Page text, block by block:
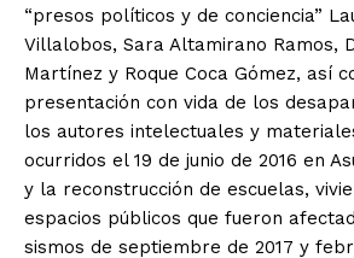
“presos políticos y de conciencia”
Villalobos, Sara Altamirano Ramos,
Martínez y Roque Coca Gómez, así
presentación con vida de los
los autores intelectuales y
ocurridos el 19 de junio de 2016 en
y la reconstrucción de escuelas,
espacios públicos que fueron
sismos de septiembre de 2017 y